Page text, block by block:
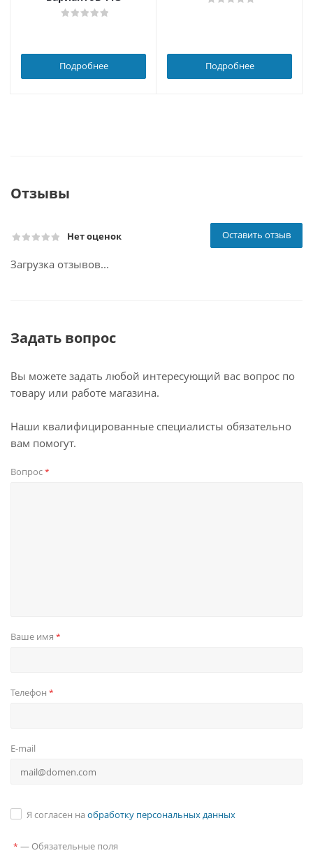
Подробнее Подробнее
Отзывы
Нет оценок Оставить отзыв
Загрузка отзывов...
Задать вопрос
Вы можете задать любой интересующий вас вопрос по
товару или работе магазина.
Наши квалифицированные специалисты обязательно
вам помогут.
Вопрос*
Ваше имя *
Телефон *
E-mail
Я согласен на обработку персональных данных
* — Обязательные поля